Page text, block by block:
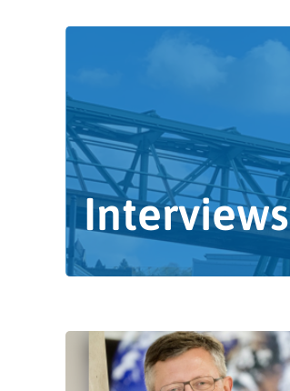
Interviews